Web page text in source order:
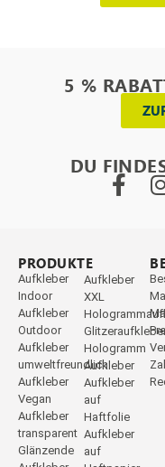
5 %
DU
PRODUKTE
Aufkleber
Indoor
Aufkleber
Outdoor
Aufkleber
umweltfreundlich
Aufkleber
Vegan
Aufkleber
transparent
Glänzende
_
Aufkleber
XXL
Hologramm
Aufkleber
Aufkleber
auf
Haftfolie
Aufkleber
auf